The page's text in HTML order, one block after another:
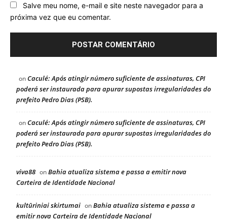
Salve meu nome, e-mail e site neste navegador para a
próxima vez que eu comentar.
onCaculé: Após atingir número suficiente de assinaturas, CPI
poderá ser instaurada para apurar supostas irregularidades do
prefeito Pedro Dias (PSB).
onCaculé: Após atingir número suficiente de assinaturas, CPI
poderá ser instaurada para apurar supostas irregularidades do
prefeito Pedro Dias (PSB).
viva88 onBahia atualiza sistema e passa a emitir nova
Carteira de Identidade Nacional
kultūriniai skirtumai onBahia atualiza sistema e passa a
emitir nova Carteira de Identidade Nacional